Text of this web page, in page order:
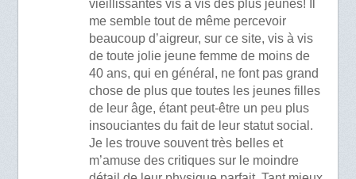
vieillissantes vis à vis des plus jeunes! Il
me semble tout de même percevoir
beaucoup d’aigreur, sur ce site, vis à vis
de toute jolie jeune femme de moins de
40 ans, qui en général, ne font pas grand
chose de plus que toutes les jeunes filles
de leur âge, étant peut-être un peu plus
insouciantes du fait de leur statut social.
Je les trouve souvent très belles et
m’amuse des critiques sur le moindre